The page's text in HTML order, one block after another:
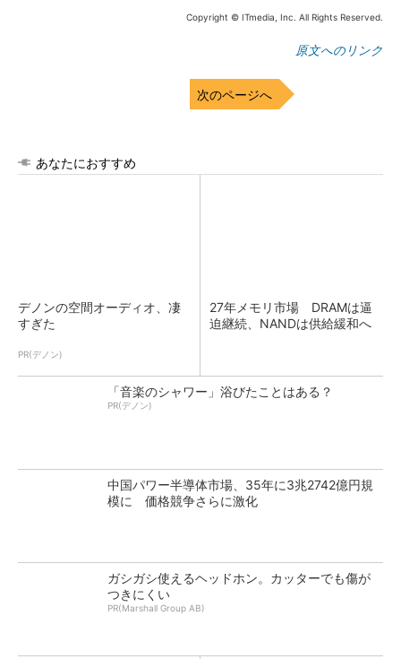
Copyright © ITmedia, Inc. All Rights Reserved.
原文へのリンク
次のページへ
あなたにおすすめ
デノンの空間オーディオ、凄
すぎた
PR(デノン)
27年メモリ市場 DRAMは逼
迫継続、NANDは供給緩和へ
「音楽のシャワー」浴びたことはある？
PR(デノン)
中国パワー半導体市場、35年に3兆2742億円規
模に 価格競争さらに激化
ガシガシ使えるヘッドホン。カッターでも傷が
つきにくい
PR(Marshall Group AB)